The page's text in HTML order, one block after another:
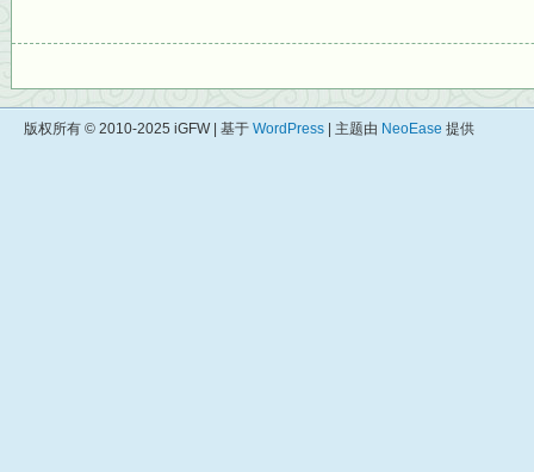
版权所有 © 2010-2025 iGFW | 基于 WordPress | 主题由 NeoEase 提供